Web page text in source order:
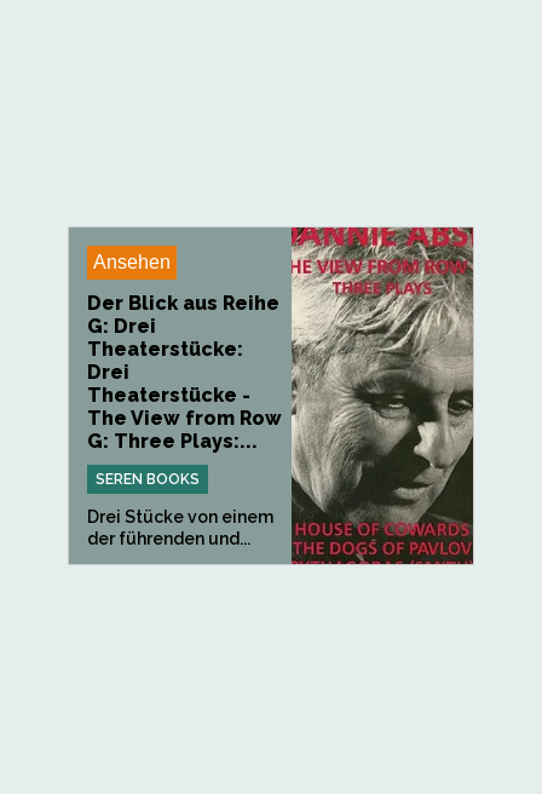
Ansehen
Der Blick aus Reihe
G: Drei
Theaterstücke:
Drei
Theaterstücke -
The View from Row
G: Three Plays:...
SEREN BOOKS
Drei Stücke von einem
der führenden und...